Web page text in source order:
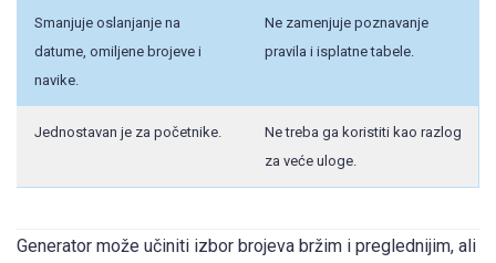
Smanjuje oslanjanje na
datume, omiljene brojeve i
navike.
Ne zamenjuje poznavanje
pravila i isplatne tabele.
Jednostavan je za početnike.
Ne treba ga koristiti kao razlog
za veće uloge.
Generator može učiniti izbor brojeva bržim i preglednijim, ali